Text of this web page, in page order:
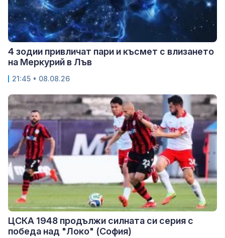
4 зодии привличат пари и късмет с влизането
на Меркурий в Лъв
21:45 • 08.08.26
ЦСКА 1948 продължи силната си серия с
победа над "Локо" (София)